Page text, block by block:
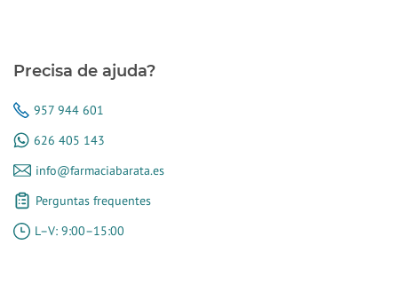
Precisa de ajuda?
957 944 601
626 405 143
info@farmaciabarata.es
Perguntas frequentes
L–V: 9:00–15:00